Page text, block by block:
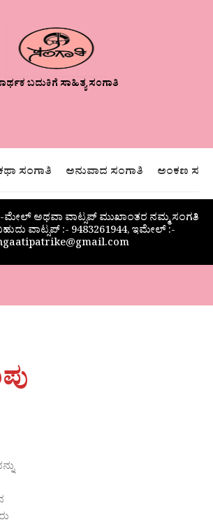
ಬದುಕಿಗೆ ಸಾಹಿತ್ಯ ಸಂಗಾತಿ
ಸಂಗಾತಿ ಅನುವಾದ ಸಂಗಾತಿ ಅಂಕಣ
ಮೇಲ್ ಅಥವಾ ವಾಟ್ಸಪ್ ಮುಖಾಂತರ ನಮ್ಮ ಸಂಗತಿ
ವಾಟ್ಸಪ್‌ :- 9483261944, ಇಮೇಲ್ :-